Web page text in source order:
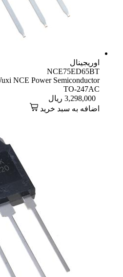
اوریجینال
NCE75ED65BT
NCE Power Semiconductor
TO-247AC
3,298,000 ریال
اضافه به سبد خرید